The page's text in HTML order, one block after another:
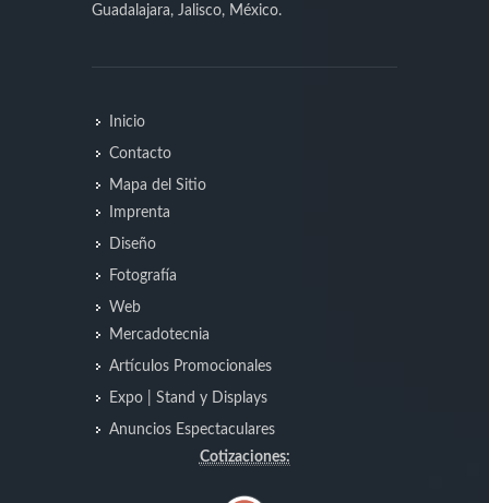
Guadalajara, Jalisco, México.
Inicio
Contacto
Mapa del Sitio
Imprenta
Diseño
Fotografía
Web
Mercadotecnia
Artículos Promocionales
Expo | Stand y Displays
Anuncios Espectaculares
Cotizaciones: